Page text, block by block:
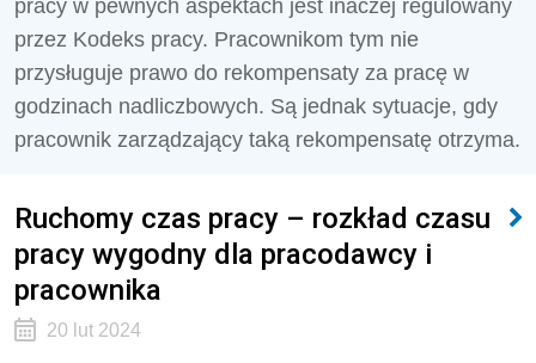
pracy w pewnych aspektach jest inaczej regulowany
przez Kodeks pracy. Pracownikom tym nie
przysługuje prawo do rekompensaty za pracę w
godzinach nadliczbowych. Są jednak sytuacje, gdy
pracownik zarządzający taką rekompensatę otrzyma.
Ruchomy czas pracy – rozkład czasu
pracy wygodny dla pracodawcy i
pracownika
20 lut 2024